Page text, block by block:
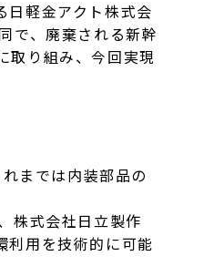
軽金アクト株式会
で、廃棄される新幹
取り組み、今回実現
までは内装部品の
株式会社日立製作
利用を技術的に可能